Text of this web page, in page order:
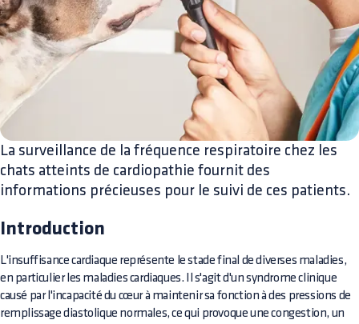
La surveillance de la fréquence respiratoire chez les
chats atteints de cardiopathie fournit des
informations précieuses pour le suivi de ces patients.
Introduction
L'insuffisance cardiaque représente le stade final de diverses maladies,
en particulier les maladies cardiaques. Il s'agit d'un syndrome clinique
causé par l'incapacité du cœur à maintenir sa fonction à des pressions de
remplissage diastolique normales, ce qui provoque une congestion, un